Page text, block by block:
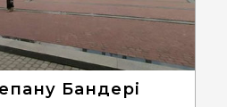
Бандері